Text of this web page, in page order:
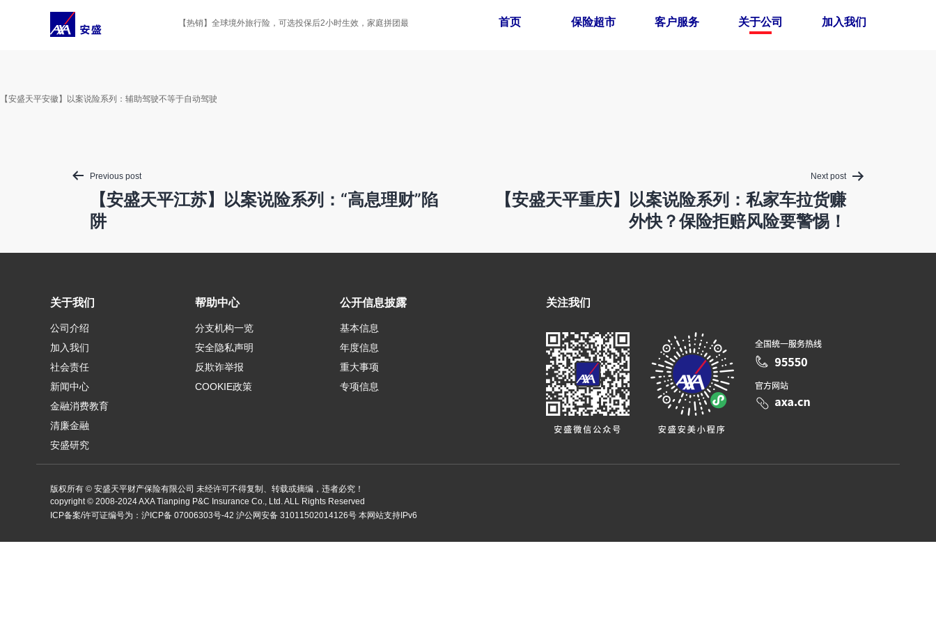
【热销】全球境外旅行险，可选投保后2小时生效，家庭拼团最高享8折 首页 保险超市 客户服务 关于公司 加入我们
【安盛天平安徽】以案说险系列：辅助驾驶不等于自动驾驶
Post
navigation
Previous post
【安盛天平江苏】以案说险系列：“高息理财”陷
阱
Next post
【安盛天平重庆】以案说险系列：私家车拉货赚
外快？保险拒赔风险要警惕！
关于我们
公司介绍
加入我们
社会责任
新闻中心
金融消费教育
清廉金融
安盛研究
帮助中心
分支机构一览
安全隐私声明
反欺诈举报
COOKIE政策
公开信息披露
基本信息
年度信息
重大事项
专项信息
关注我们
版权所有 © 安盛天平财产保险有限公司 未经许可不得复制、转载或摘编，违者必究！
copyright © 2008-2024AXA Tianping P&C Insurance Co., Ltd. ALL Rights Reserved
ICP备案/许可证编号为： 沪ICP备 07006303号-42 沪公网安备 31011502014126号 本网站支持IPv6